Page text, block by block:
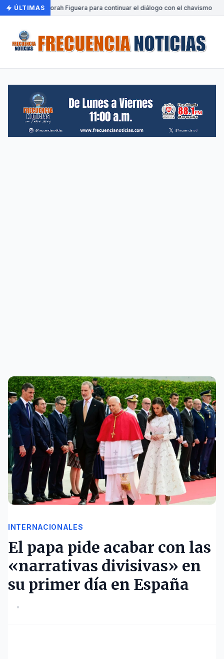
ÚLTIMAS
Venezuela Dinorah Figuera para continuar el diálogo con el chavismo
INTERNACIONALES
El papa pide acabar con las
«narrativas divisivas» en
su primer día en España
•